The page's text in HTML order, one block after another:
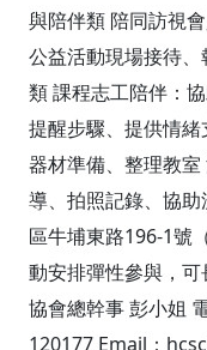
與陪伴類 陪同訪視
公益活動現場接待
類 課程志工陪伴：
提醒步驟、提供情
器材準備、整理教
導、拍照記錄、協
區牛埔東路196-1號
動安排彈性參與，
協會總幹事 彭小姐
120177 Email：